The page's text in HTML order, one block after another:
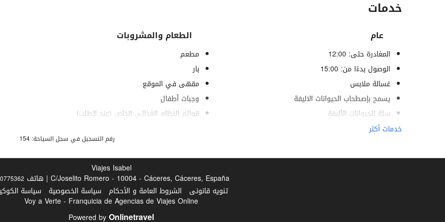
خدمات
عام
المغادرة حتى: 12:00
الوصول بدءًا من: 15:00
غسالة ملابس
يسمح بإصطحاب الحيوانات الاليفة
سلة للحيوانات الأليفة
أوعية طعام الحيوانات الأليفة
تدفئة
الطعام والمشروبات
مطعم
بار
مقهى في الموقع
وجبات أطفال
قوائم النظام الغذائي الخاص (عند الطلب)
فواكه
خدمات أكثر
رقم التسجيل في سجل السياحة: 154
Viajes Isabel
C/Joselito Romero - 10004 - Cáceres, Cáceres, España | هاتف
تنويه قانونى الشروط العامة و الأحكام سياسة الخصوصية سياسة
Voy a Verte - Franquicia de Agencias de Viajes Online
Powered byOnlinetravel